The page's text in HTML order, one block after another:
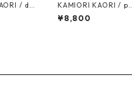
/ dai
KAMIORI KAORI / pe
rle ref8 necklace
¥8,800